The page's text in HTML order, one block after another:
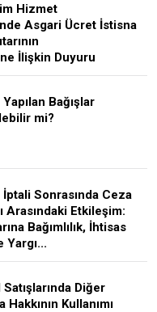
Hizmet
Asgari Ücret İstisna
İlişkin Duyuru
Bağışlar
mi?
İptali Sonrasında Ceza
Arasındaki Etkileşim:
Bağımlılık, İhtisas
Yargı...
Diğer
Kullanımı